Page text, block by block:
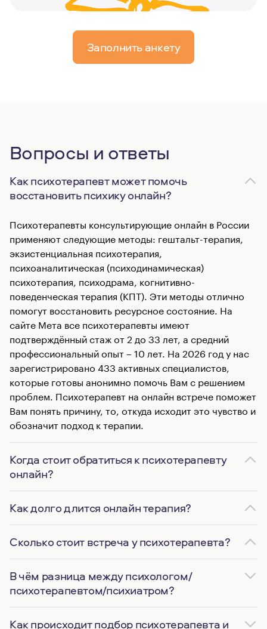
Заполнить анкету
Вопросы и ответы
Как психотерапевт может помочь
восстановить психику онлайн?
Психотерапевты консультирующие онлайн в России
применяют следующие методы: гештальт-терапия,
экзистенциальная психотерапия,
психоаналитическая (психодинамическая)
психотерапия, психодрама, когнитивно-
поведенческая терапия (КПТ). Эти методы отлично
помогут восстановить ресурсное состояние. На
сайте Мета все психотерапевты имеют
подтверждённый стаж от 2 до 33 лет, а средний
профессиональный опыт – 10 лет. На 2026 год у нас
зарегистрировано 433 активных специалистов,
которые готовы анонимно помочь Вам с решением
проблем. Психотерапевт на онлайн встрече поможет
Вам понять причину, то, откуда исходит это чувство и
обозначит подход к терапии.
Когда стоит обратиться к психотерапевту
онлайн?
Как долго длится онлайн терапия?
Сколько стоит встреча у психотерапевта?
В чём разница между психологом/
психотерапевтом/психиатром?
Как происходит подбор психотерапевта и